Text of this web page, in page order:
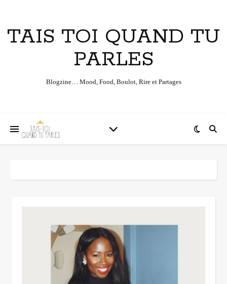
TAIS TOI QUAND TU
PARLES
Blogzine… Mood, Food, Boulot, Rire et Partages